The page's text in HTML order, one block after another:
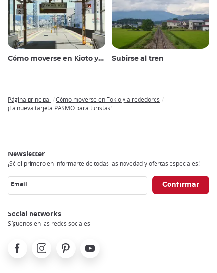
Cómo moverse en Kioto y alrededores Subirse al tren
Breadcrumb
Página principal
Cómo moverse en Tokio y alrededores
¡La nueva tarjeta PASMO para turistas!
Newsletter
¡Sé el primero en informarte de todas las novedad y ofertas especiales!
Email
Social networks
Síguenos en las redes sociales
FacebookInstagramPinterest Youtube